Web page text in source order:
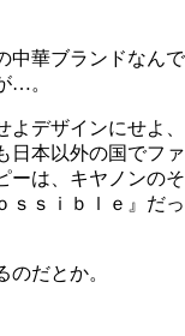
中華ブランドなんで
…。
よデザインにせよ、
日本以外の国でファ
ーは、キヤノンのそ
ｓｉｂｌｅ』だっ
だとか。